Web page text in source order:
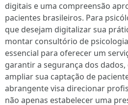
digitais e uma compreensão
pacientes brasileiros. Para
que desejam digitalizar sua
montar consultório de
essencial para oferecer um
garantir a segurança dos
ampliar sua captação de
abrangente visa direcionar
não apenas estabelecer uma